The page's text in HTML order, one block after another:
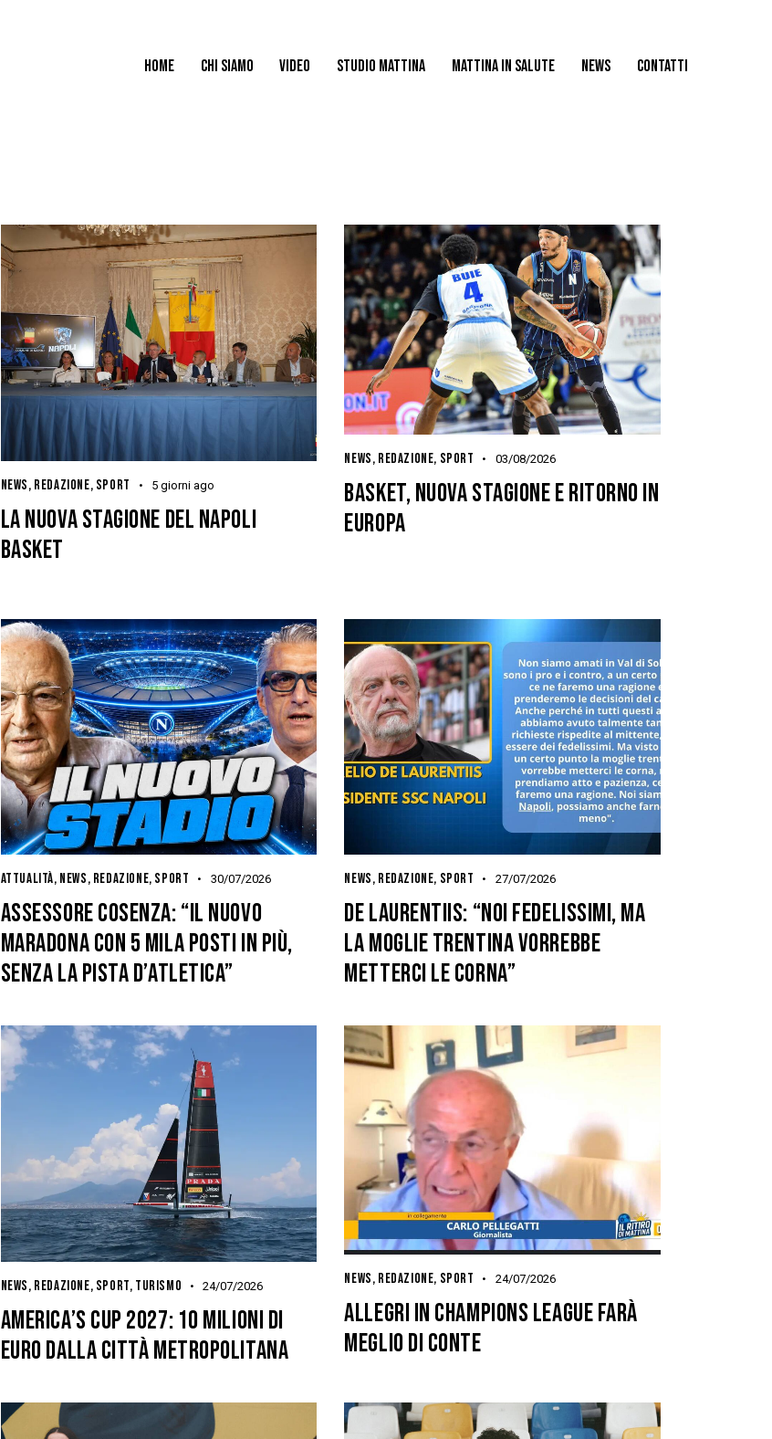
HOME CHI SIAMO VIDEO STUDIO MATTINA MATTINA IN SALUTE NEWS CONTATTI
NEWS, REDAZIONE, SPORT 5 giorni ago
LA NUOVA STAGIONE DEL NAPOLI
BASKET
NEWS, REDAZIONE, SPORT 03/08/2026
BASKET, NUOVA STAGIONE E RITORNO IN
EUROPA
ATTUALITÀ, NEWS, REDAZIONE, SPORT 30/07/2026
ASSESSORE COSENZA: “IL NUOVO
MARADONA CON 5 MILA POSTI IN PIÙ,
SENZA LA PISTA D’ATLETICA”
NEWS, REDAZIONE, SPORT 27/07/2026
DE LAURENTIIS: “NOI FEDELISSIMI, MA
LA MOGLIE TRENTINA VORREBBE
METTERCI LE CORNA”
NEWS, REDAZIONE, SPORT, TURISMO 24/07/2026
AMERICA’S CUP 2027: 10 MILIONI DI
EURO DALLA CITTÀ METROPOLITANA
NEWS, REDAZIONE, SPORT 24/07/2026
ALLEGRI IN CHAMPIONS LEAGUE FARÀ
MEGLIO DI CONTE